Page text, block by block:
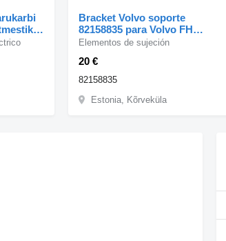
para
Bracket Volvo soporte
82158835 para Volvo FH
cabeza tractora
20 €
Elementos de sujeción
82158835
Estonia, Kõrveküla